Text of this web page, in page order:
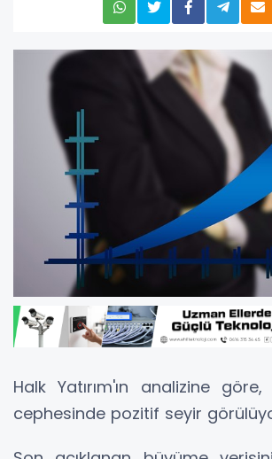
Halk Yatırım'ın analizine
cephesinde pozitif seyir